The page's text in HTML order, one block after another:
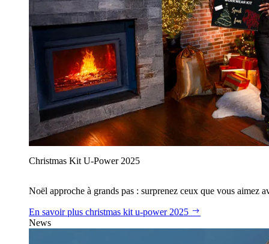
Christmas Kit U‑Power 2025
Noël approche à grands pas : surprenez ceux que vous aimez
En savoir plus christmas kit u‑power 2025
News